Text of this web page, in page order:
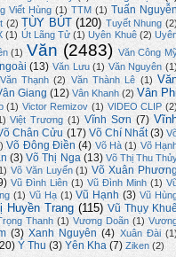
Viết Hùng (1) TTM (1) Tuấn
(2) TÙY BÚT (120) Tuyết Nhung
(1) Út Lãng Tử (1) Uyên Khuê (2)
(1) Văn (2483) Văn Công
(13) Văn Lưu (1) Văn Nguyên
Văn Thạnh (2) Văn Thành Lê (1)
Giang (12) Vân Khanh (2) Vân
(1) Victor Remizov (1) VIDEO CLIP
Việt Trương (1) Vĩnh Sơn (7)
Chân Cửu (17) Võ Chí Nhất (3)
Võ Đông Điền (4) Võ Hà (1) Võ
(3) Võ Thị Nga (13) Võ Thị Thu
Võ Văn Luyến (1) Võ Xuân
Vũ Đình Liên (1) Vũ Đình Minh (1)
(1) Vũ Hạ (1) Vũ Hạnh (3) Vũ
Huyền Trang (115) Vũ Thụy
Thanh (1) Vương Doãn (1)
(3) Xanh Nguyên (4) Xuân Đài
Ý Thu (3) Yên Kha (7) Ziken (2)